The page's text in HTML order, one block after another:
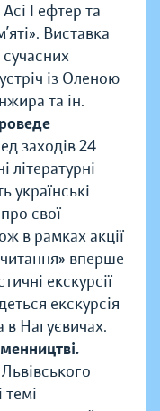
Гефтер та
Виставка
сучасних
із Оленою
та ін.
заходів 24
літературні
українські
свої
в рамках акції
читання» вперше
екскурсії
екскурсія
в Нагуєвичах.